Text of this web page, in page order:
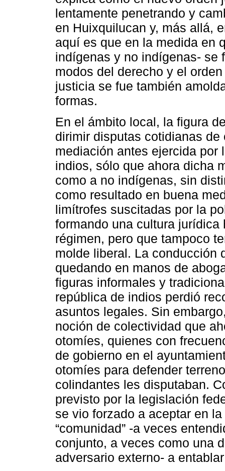
lentamente penetrando y
en Huixquilucan y, más allá,
aquí es que en la medida en
indígenas y no indígenas- se
modos del derecho y el
justicia se fue también
formas.
En el ámbito local, la figura
dirimir disputas cotidianas
mediación antes ejercida por
indios, sólo que ahora dicha
como a no indígenas, sin
como resultado en buena
limítrofes suscitadas por la
formando una cultura
régimen, pero que tampoco
molde liberal. La conducción
quedando en manos de
figuras informales y
república de indios perdió
asuntos legales. Sin
noción de colectividad que
otomíes, quienes con
de gobierno en el
otomíes para defender
colindantes les disputaban.
previsto por la legislación
se vio forzado a aceptar en
“comunidad” -a veces
conjunto, a veces como una
adversario externo- a